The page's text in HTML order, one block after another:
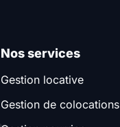
Nos services
Gestion locative
Gestion de colocations